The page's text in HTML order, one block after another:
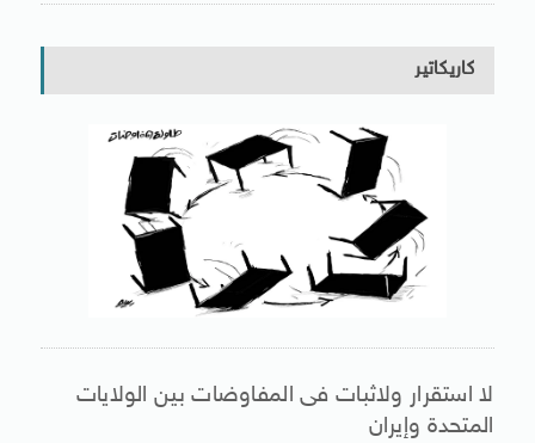
كاريكاتير
لا استقرار ولاثبات فى المفاوضات بين الولايات
المتحدة وإيران